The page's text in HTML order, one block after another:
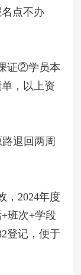
点不办
证②学员本
单，以上资
路退回两周
，2024年度
班次+学段
登记，便于